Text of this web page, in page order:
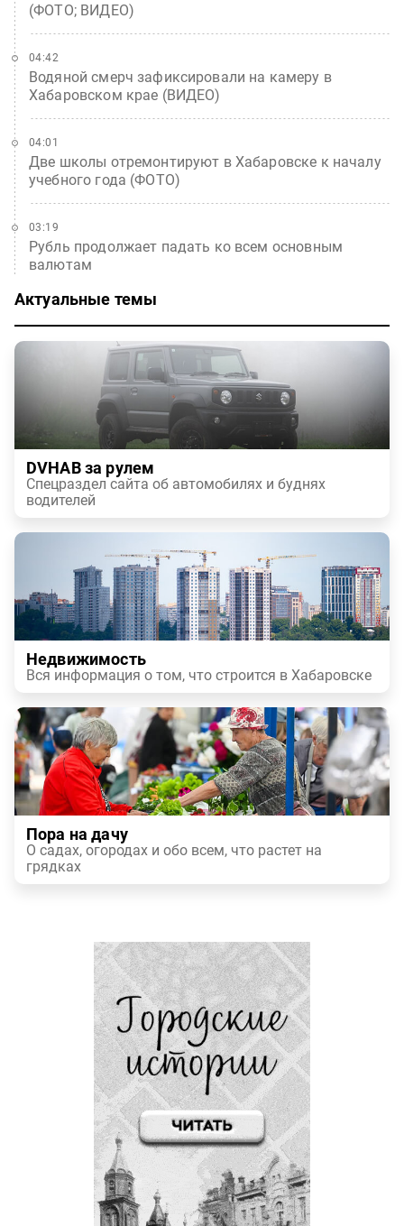
(ФОТО; ВИДЕО)
Водяной смерч зафиксировали на камеру в
Хабаровском крае (ВИДЕО)
04:42
Две школы отремонтируют в Хабаровске к началу
учебного года (ФОТО)
04:01
Рубль продолжает падать ко всем основным
валютам
03:19
Актуальные темы
DVHAB за рулем
Спецраздел сайта об автомобилях и буднях
водителей
Недвижимость
Вся информация о том, что строится в Хабаровске
Пора на дачу
О садах, огородах и обо всем, что растет на
грядках